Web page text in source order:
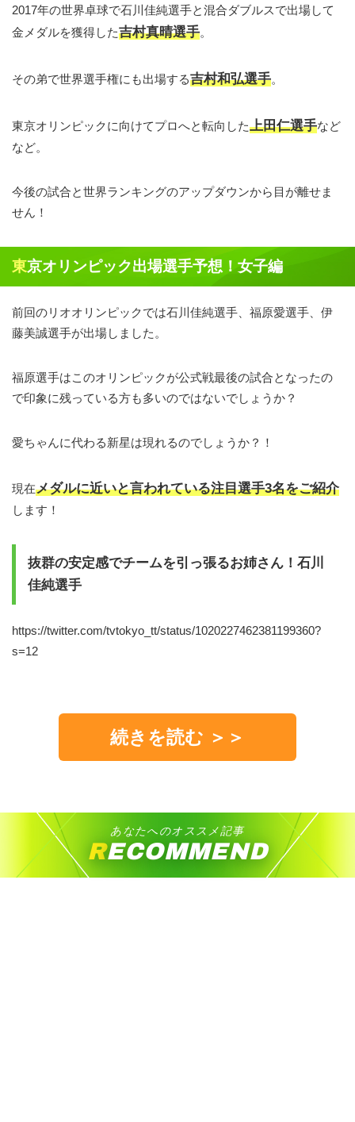
2017年の世界卓球で石川佳純選手と混合ダブルスで出場して
金メダルを獲得した吉村真晴選手。
その弟で世界選手権にも出場する吉村和弘選手。
東京オリンピックに向けてプロへと転向した上田仁選手など
など。
今後の試合と世界ランキングのアップダウンから目が離せま
せん！
東京オリンピック出場選手予想！女子編
前回のリオオリンピックでは石川佳純選手、福原愛選手、伊
藤美誠選手が出場しました。
福原選手はこのオリンピックが公式戦最後の試合となったの
で印象に残っている方も多いのではないでしょうか？
愛ちゃんに代わる新星は現れるのでしょうか？！
現在メダルに近いと言われている注目選手3名をご紹介
します！
抜群の安定感でチームを引っ張るお姉さん！石川
佳純選手
https://twitter.com/tvtokyo_tt/status/1020227462381199360?
s=12
続きを読む ＞＞
あなたへのオススメ記事
RECOMMEND